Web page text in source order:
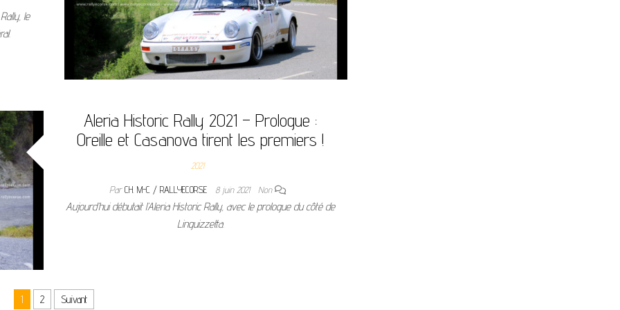
le
Aleria Historic Rally 2021 – Prologue :
Oreille et Casanova tirent les premiers !
2021
ParCH. M-C / RALLYECORSE 8 juin 2021 Non
Aujourd’hui débutait l’Aleria Historic Rally, avec le prologue du côté de
Linguizzetta.
1 2 Suivant